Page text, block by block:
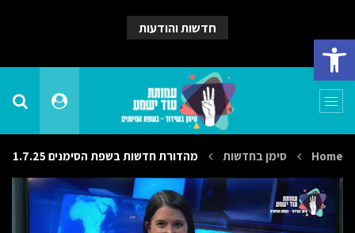
פתח סרגל נגישות
חדשות והודעות
Home סימן בחדשות מהדורת חדשות בשפת הסימנים 1.7.25